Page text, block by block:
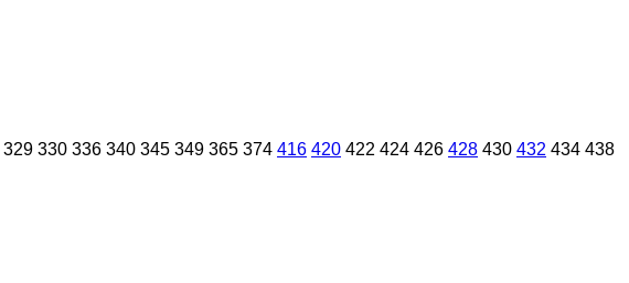
329 330 336 340 345 349 365 374 416 420 422 424 426 428 430 432 434 438